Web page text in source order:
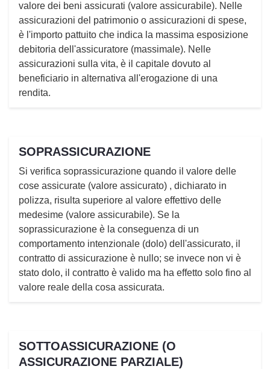
valore dei beni assicurati (valore assicurabile). Nelle
assicurazioni del patrimonio o assicurazioni di spese,
è l'importo pattuito che indica la massima esposizione
debitoria dell'assicuratore (massimale). Nelle
assicurazioni sulla vita, è il capitale dovuto al
beneficiario in alternativa all'erogazione di una
rendita.
SOPRASSICURAZIONE
Si verifica soprassicurazione quando il valore delle
cose assicurate (valore assicurato) , dichiarato in
polizza, risulta superiore al valore effettivo delle
medesime (valore assicurabile). Se la
soprassicurazione è la conseguenza di un
comportamento intenzionale (dolo) dell'assicurato, il
contratto di assicurazione è nullo; se invece non vi è
stato dolo, il contratto è valido ma ha effetto solo fino al
valore reale della cosa assicurata.
SOTTOASSICURAZIONE (O
ASSICURAZIONE PARZIALE)